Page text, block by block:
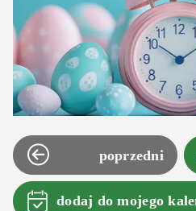
poprzedni
dodaj do mojego